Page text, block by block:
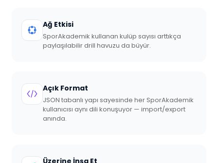
Ağ Etkisi
SporAkademik kullanan kulüp sayısı arttıkça
paylaşılabilir drill havuzu da büyür.
Açık Format
JSON tabanlı yapı sayesinde her SporAkademik
kullanıcısı aynı dili konuşuyor — import/export
anında.
Üzerine İnşa Et